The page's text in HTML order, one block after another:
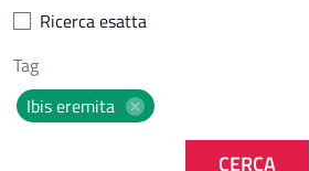
Ricerca esatta
Ibis eremita
CERCA